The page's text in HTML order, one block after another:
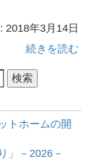
2018年3月14日
続きを読む
トホームの開
」－2026－